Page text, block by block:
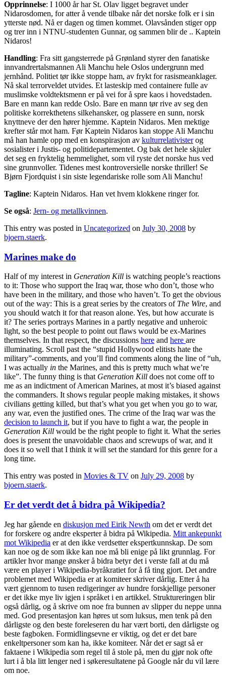
Opprinnelse: I 1000 år har St. Olav ligget begravet under
Nidarosdomen, for atter å vende tilbake når det norske folk er i sin
ytterste nød. Nå er dagen og timen kommet. Olavsånden stiger opp
og trer inn i NTNU-studenten Gunnar, og sammen blir de .. Kaptein
Nidaros!
Handling: Fra sitt gangsterrede på Grønland styrer den fanatiske
innvandrertalsmannen Ali Manchu hele Oslos undergrunn med
jernhånd. Politiet tør ikke stoppe ham, av frykt for rasismeanklager.
Nå skal terrorveldet utvides. Et lasteskip med containere fulle av
muslimske voldtektsmenn er på vei for å spre kaos i hovedstaden.
Bare en mann kan redde Oslo. Bare en mann tør rive av seg den
politiske korrekthetens silkehansker, og plassere en sunn, norsk
knyttneve der den hører hjemme. Kaptein Nidaros. Men mektige
krefter står mot ham. Før Kaptein Nidaros kan stoppe Ali Manchu
må han hamle opp med en konspirasjon av kulturrelativisterog
sosialister i Justis- og politidepartementet. Og bak det hele skjuler
det seg en fryktelig hemmelighet, som vil ryste det norske hus ved
sine grunnvoller. Tidenes mest kontroversielle norske thriller! Se
Bjørn Fjordquist i sin siste legendariske rolle som Ali Manchu!
Tagline: Kaptein Nidaros. Han vet hvem klokkene ringer for.
Se også: Jern- og metallkvinnen.
This entry was posted in Uncategorized on July 30, 2008 by
bjoern.staerk.
Marines make do
Half of my interest in Generation Kill is watching people’s reactions
to it: Those who support the Iraq war, those who don’t, those who
have been in the military, and those who haven’t. To get the obvious
out of the way: This is a great series by the creators of The Wire, and
you should watch it for that reason alone. Yes, but how accurate is
it? The series portrays Marines in a partly negative and unheroic
light, so the best people to point out flaws would be ex-Marines
themselves. In that respect, the discussions here and here are
illuminating. Scroll past the “stupid Hollywood elitists hate the
military”-comments, and you’ll find comments along the line of “uh,
I was actually in the Marines, and this is pretty much what we’re
like”. The funny thing is that Generation Kill does not come off to
me as an indictment of American Marines, at most it’s biased against
the commanders. It shows regular people making mistakes, it shows
civilians getting killed, but that’s what you get when you go to war,
any war, even the justified ones. The crime of the Iraq war was the
decision to launch it, but if you have to fight a war, the people in
Generation Kill would be the right people to fight it. What the series
does is present the unavoidable chaos and screwups of war, and it
does it so well that I think it will set the standard for this genre for a
long time.
This entry was posted in Movies & TV on July 29, 2008 by
bjoern.staerk.
Er det verdt det å bidra på Wikipedia?
Jeg har gående en diskusjon med Eirik Newth om det er verdt det
for forskere og andre eksperter å bidra på Wikipedia. Mitt ankepunkt
mot Wikipedia er at den ikke verdsetter ekspertkunnskap. De som
kan noe og de som ikke kan noe må bli enige på likt grunnlag. For
artikler hvor mange ønsker å bidra betyr det i verste fall at du må
være en player i Wikipedia-byråkratiet for å få ting gjort. Det andre
problemet med Wikipedia er at komiteer skriver dårlig. Etter å ha
vært gjennom to tusen redigeringer av hundre forskjellige personer
er det ikke mye liv igjen i språket i en artikkel. Struktureringen blir
også dårlig, og å skrive om noe fra bunnen av slipper du neppe unna
med. God presentasjon kan høres ut som luksus, men tenk på den
dårligste og den beste foreleseren du har vært borti, den dårligste og
beste fagboken. Formidlingsevne er viktig, og det er det bare
enkeltpersoner som kan ha, ikke komiteer. Når det er sagt så er
faktaene i Wikipedia som regel til å stole på, men du gjør nok ofte
lurt i å bla litt lenger ned i søkeresultatene på Google når du vil lære
om noe.